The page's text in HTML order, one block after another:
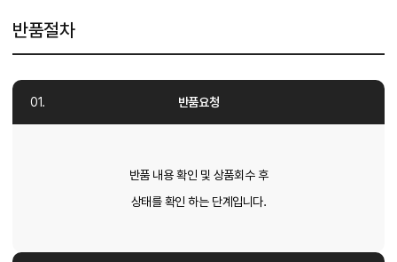
반품절차
반품요청
반품 내용 확인 및 상품회수 후
상태를 확인 하는 단계입니다.